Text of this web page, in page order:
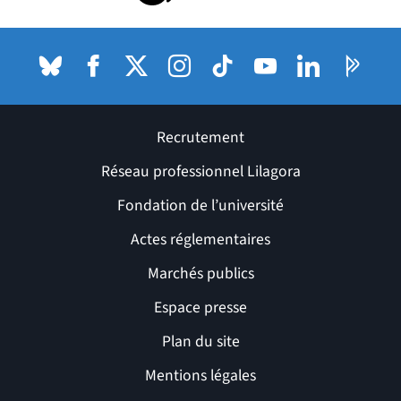
Bluesky
(nouvelle fenêtre)
Facebook
(nouvelle fenêtre)
X (anciennement Twitter) de l'Université
Instagram
(nouvelle fenêtre)
TikTok
(nouvelle fenêtre)
Youtube
(nouvelle fenêtre)
LinkedIn
(nouvellePages
Recrutement
Réseau professionnel Lilagora
Fondation de l’université
Actes réglementaires
Marchés publics
Espace presse
Plan du site
Mentions légales